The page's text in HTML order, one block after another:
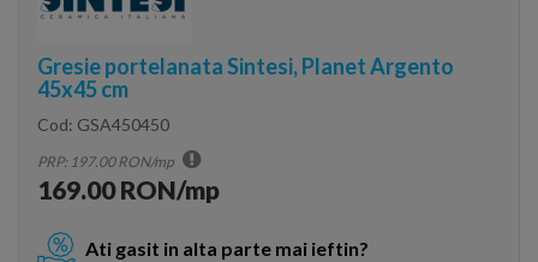
Gresie portelanata Sintesi, Planet Argento
45x45 cm
Cod: GSA450450
PRP: 197.00 RON/mp
169.00 RON/mp
Ati gasit in alta parte mai ieftin?